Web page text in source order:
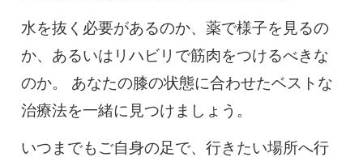
水を抜く必要があるのか、薬で様子を見るの
か、あるいはリハビリで筋肉をつけるべきな
のか。 あなたの膝の状態に合わせたベストな
治療法を一緒に見つけましょう。
いつまでもご自身の足で、行きたい場所へ行